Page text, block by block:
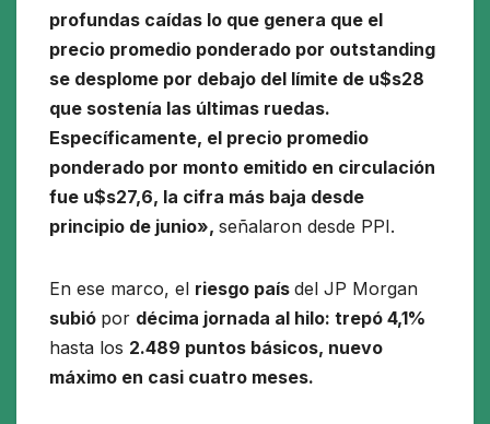
profundas caídas lo que genera que el
precio promedio ponderado por outstanding
se desplome por debajo del límite de u$s28
que sostenía las últimas ruedas.
Específicamente, el precio promedio
ponderado por monto emitido en circulación
fue u$s27,6, la cifra más baja desde
principio de junio», señalaron desde PPI.
En ese marco, el riesgo país del JP Morgan
subió por décima jornada al hilo: trepó 4,1%
hasta los 2.489 puntos básicos, nuevo
máximo en casi cuatro meses.